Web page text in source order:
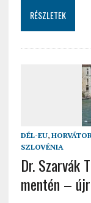
RÉSZLETEK
DÉL-EU,
SZLOVÉNIA
Dr. Szarvák
mentén –